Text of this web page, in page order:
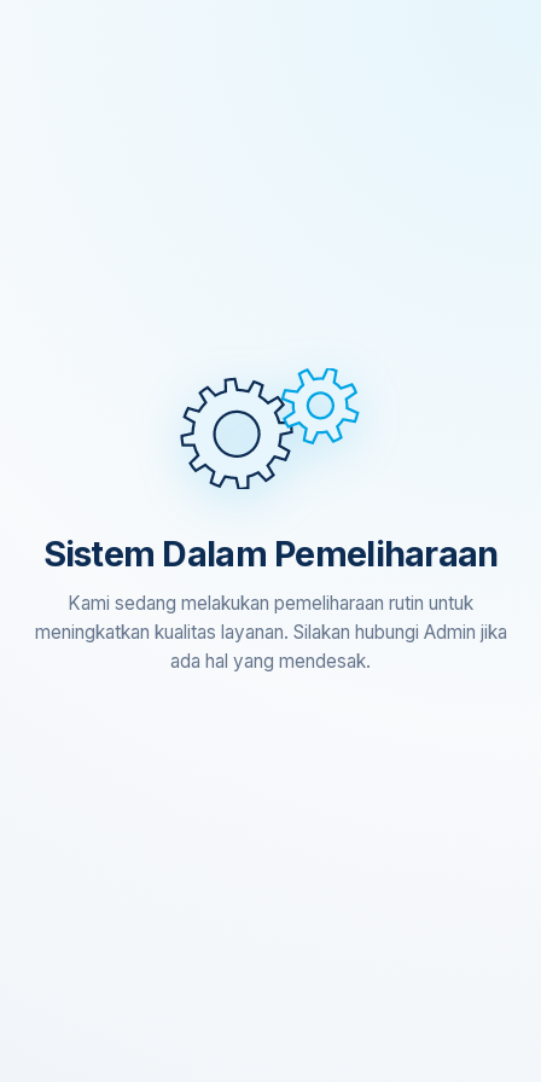
Sistem Dalam Pemeliharaan
Kami sedang melakukan pemeliharaan rutin untuk
meningkatkan kualitas layanan. Silakan hubungi Admin jika
ada hal yang mendesak.